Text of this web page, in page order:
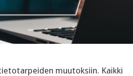
muutoksiin. Kaikki